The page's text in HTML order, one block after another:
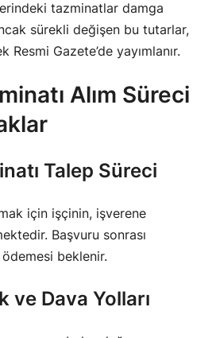
tazminatlar damga
sürekli değişen bu tutarlar,
Resmi Gazete’de yayımlanır.
Alım Süreci
Talep Süreci
için işçinin, işverene
Başvuru sonrası
beklenir.
ve Dava Yolları